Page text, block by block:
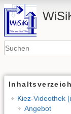
Kiez-Videothek
Angebot